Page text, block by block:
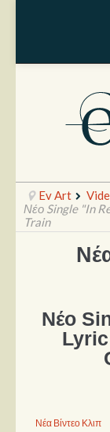
Ραπόρτο
Θέατρο
Δίσκοι
Ev Art
Νέο Single "In
Train
Νέο
Νέα Βίντεο Κλιπ